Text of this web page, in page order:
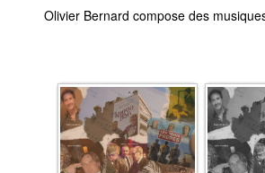
Olivier Bernard compose des